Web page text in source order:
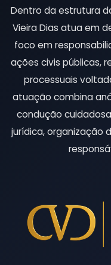
Dentro da estrutura
Vieira Dias atua em
foco em
ações civis públicas,
processuais
atuação combina
condução
jurídica, organização